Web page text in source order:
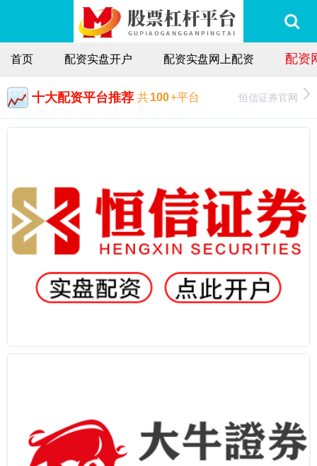
首页 配资实盘开户 配资实盘网上配资 配资
十大配资平台推荐 共100+平台 恒信证券官网